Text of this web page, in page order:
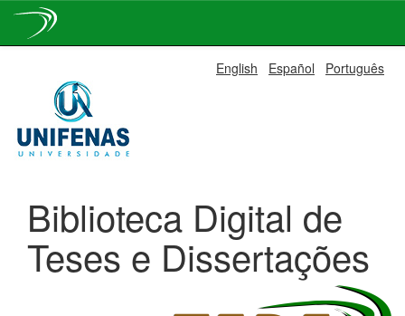
navigation
English Español Português
Biblioteca Digital de
Teses e Dissertações